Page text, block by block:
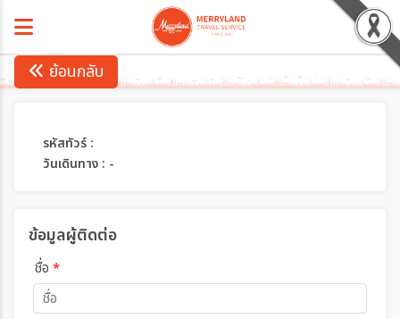
ย้อนกลับ
รหัสทัวร์ :
วันเดินทาง : -
ข้อมูลผู้ติดต่อ
ชื่อ *